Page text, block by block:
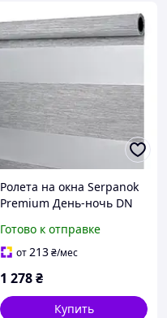
Ролета на окна Serpanok
Premium День-ночь DN
Готово к отправке
от213₴/мес
1 278₴
Купить